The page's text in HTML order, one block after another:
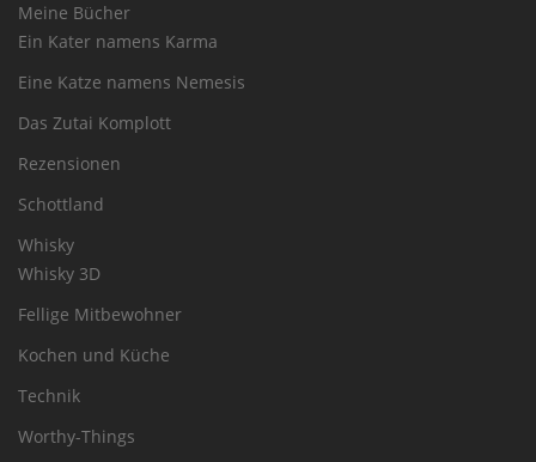
Meine Bücher
Ein Kater namens Karma
Eine Katze namens Nemesis
Das Zutai Komplott
Rezensionen
Schottland
Whisky
Whisky 3D
Fellige Mitbewohner
Kochen und Küche
Technik
Worthy-Things